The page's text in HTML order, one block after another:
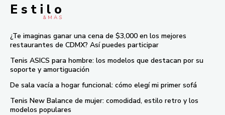
E s t i l o
& M À S
¿Te imaginas ganar una cena de $3,000 en los mejores
restaurantes de CDMX? Así puedes participar
Tenis ASICS para hombre: los modelos que destacan por su
soporte y amortiguación
De sala vacía a hogar funcional: cómo elegí mi primer sofá
Tenis New Balance de mujer: comodidad, estilo retro y los
modelos populares